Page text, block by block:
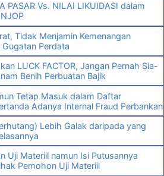
PASAR Vs. NILAI LIKUIDASI dalam
Tidak Menjamin Kemenangan
Perdata
LUCK FACTOR, Jangan Pernah Sia-
Benih Perbuatan Bajik
Tetap Masuk dalam Daftar
Adanya Internal Fraud Perbankan
Lebih Galak daripada yang
Uji Materiil namun Isi Putusannya
Pemohon Uji Materiil